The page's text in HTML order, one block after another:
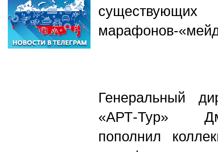
существующих
марафонов-
Генеральный
«АРТ-Тур»
пополнил